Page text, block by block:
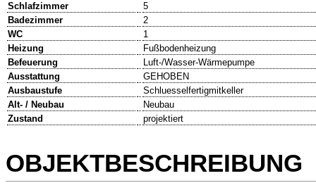
Schlafzimmer
5
Badezimmer
2
WC
1
Heizung
Fußbodenheizung
Befeuerung
Luft-/Wasser-Wärmepumpe
Ausstattung
GEHOBEN
Ausbaustufe
Schluesselfertigmitkeller
Alt- / Neubau
Neubau
Zustand
projektiert
OBJEKTBESCHREIBUNG